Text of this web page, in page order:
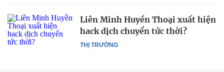
THỊ TRƯỜNG
Liên Minh Huyền Thoại xuất hiện
hack dịch chuyển tức thời?